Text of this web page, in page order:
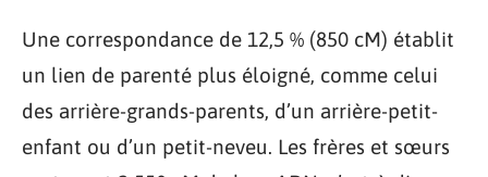
Une correspondance de 12,5 % (850 cM) établit
un lien de parenté plus éloigné, comme celui
des arrière-grands-parents, d’un arrière-petit-
enfant ou d’un petit-neveu. Les frères et sœurs